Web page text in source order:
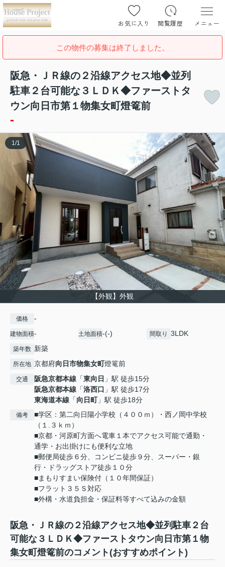
お気に入り 閲覧履歴 メニュー
この物件の募集は終了しました。
阪急・ＪＲ線の２沿線アクセス地◆並列
駐車２台可能な３ＬＤＫ◆ファーストタ
ウン向日市第１物集女町燈篭前
-
【外観】外観
1 /1
価格 -
建物面積- 土地面積-(-) 間取り 3LDK
築年数 新築
所在地 京都府向日市物集女町燈篭前
交通 阪急京都本線 「東向日 」駅 徒歩15分
阪急京都本線 「洛西口 」駅 徒歩17分
東海道本線 「向日町」駅 徒歩18分
備考
■学区：第二向日陽小学校（４００ｍ）・西ノ岡中学校
（１.３ｋｍ）
■京都・河原町方面へ電車１本でアクセス可能で通勤・
通学・お出掛けにも便利な立地
■郵便局徒歩６分、コンビニ徒歩９分、スーパー・銀
行・ドラッグストア徒歩１０分
■まもりすまい保険付（１０年間保証）
■フラット３５Ｓ対応
■外構・水道負担金・保証料等すべて込みの金額
阪急・ＪＲ線の２沿線アクセス地◆並列駐車２台
可能な３ＬＤＫ◆ファーストタウン向日市第１物
集女町燈篭前のコメント(おすすめポイント)